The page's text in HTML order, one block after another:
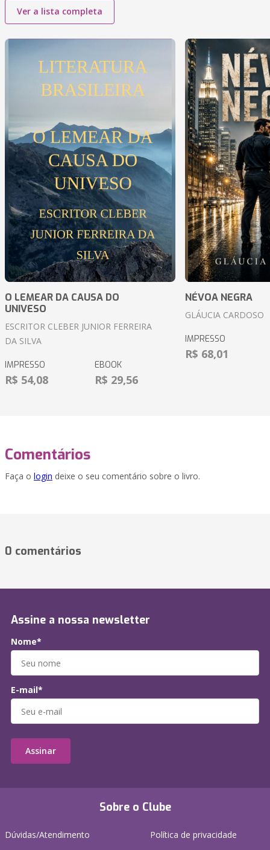
Ver a lista completa
O LEMEAR DA CAUSA DO
UNIVESO
ESCRITOR CLEBER JUNIOR FERREIRA
DA SILVA
IMPRESSO
R$ 54,08
EBOOK
R$ 29,56
NÉVOA NEGRA
GLÁUCIA CARDOSO
IMPRESSO
R$ 68,01
Comentários
Faça o login deixe o seu comentário sobre o livro.
0 comentários
Sobre o Clube
Dúvidas/Atendimento
Política de privacidade
Assine a nossa newsletter
Nome*
E-mail*
Assinar